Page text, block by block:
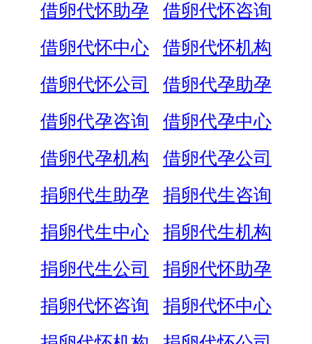
借卵代怀助孕
借卵代怀咨询
借卵代怀中心
借卵代怀机构
借卵代怀公司
借卵代孕助孕
借卵代孕咨询
借卵代孕中心
借卵代孕机构
借卵代孕公司
捐卵代生助孕
捐卵代生咨询
捐卵代生中心
捐卵代生机构
捐卵代生公司
捐卵代怀助孕
捐卵代怀咨询
捐卵代怀中心